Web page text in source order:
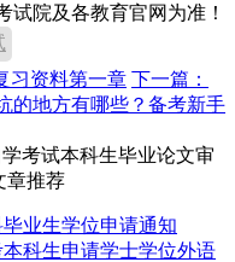
试院及各教育官网为准！
习资料第一章 下一篇：
的地方有哪些？备考新手
考试本科生毕业论文审
章推荐
业生学位申请通知
科生申请学士学位外语